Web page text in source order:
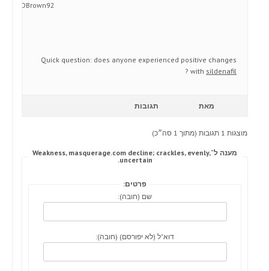
DBrown92
Quick question: does anyone experienced positive changes
with sildenafil
?
מאת תגובות
מוצגות 1 תגובות (מתוך 1 סה״כ)
מענה ל־Weakness, masquerage.com decline; crackles, evenly,
uncertain.
פרטים:
שם (חובה):
דוא"ל (לא יפורסם) (חובה):